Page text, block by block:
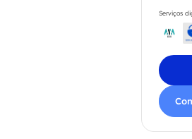
Serviços